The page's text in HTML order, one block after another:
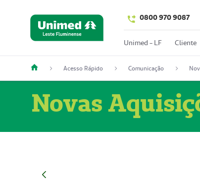
0800 970 9087
Unimed - LF Cliente
Acesso Rápido Comunicação
Novas